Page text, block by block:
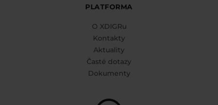
PLATFORMA
O XDIGRu
Kontakty
Aktuality
Časté dotazy
Dokumenty